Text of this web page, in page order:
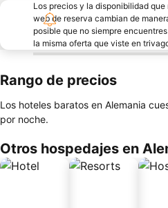
Los precios y la disponibilidad
web de reserva cambian de
posible que no siempre
la misma oferta que viste en
Rango de precios
Los hoteles baratos en Alemania
por noche.
Otros hospedajes en